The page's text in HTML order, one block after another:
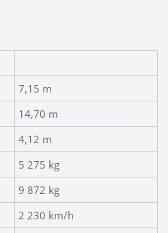
7,15 m
14,70 m
4,12 m
5 275 kg
9 872 kg
2 230 km/h